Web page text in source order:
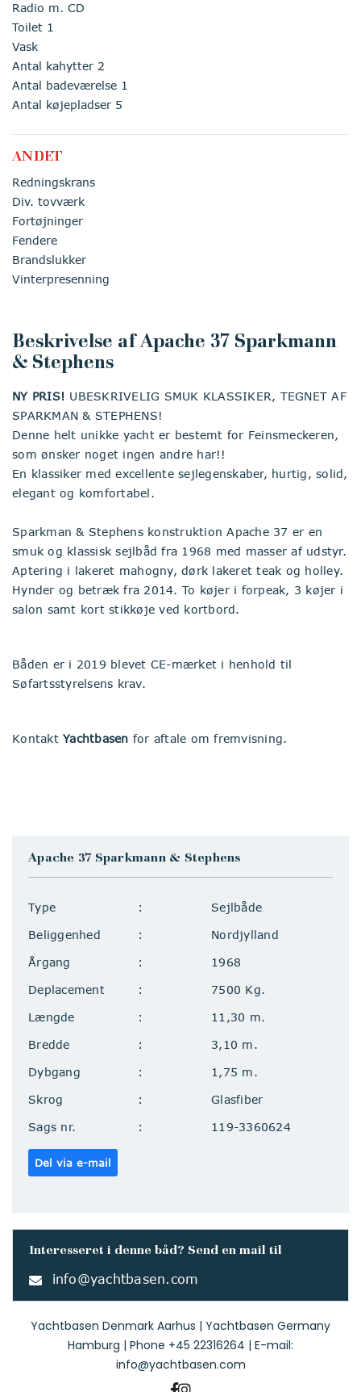
Radio m. CD
Toilet 1
Vask
Antal kahytter 2
Antal badeværelse 1
Antal køjepladser 5
ANDET
Redningskrans
Div. tovværk
Fortøjninger
Fendere
Brandslukker
Vinterpresenning
Beskrivelse af Apache 37 Sparkmann
& Stephens
NY PRIS! UBESKRIVELIG SMUK KLASSIKER, TEGNET AF
SPARKMAN & STEPHENS!
Denne helt unikke yacht er bestemt for Feinsmeckeren,
som ønsker noget ingen andre har!!
En klassiker med excellente sejlegenskaber, hurtig, solid,
elegant og komfortabel.
Sparkman & Stephens konstruktion Apache 37 er en
smuk og klassisk sejlbåd fra 1968 med masser af udstyr.
Aptering i lakeret mahogny, dørk lakeret teak og holley.
Hynder og betræk fra 2014. To køjer i forpeak, 3 køjer i
salon samt kort stikkøje ved kortbord.
Båden er i 2019 blevet CE-mærket i henhold til
Søfartsstyrelsens krav.
Kontakt Yachtbasen for aftale om fremvisning.
Apache 37 Sparkmann & Stephens
Type
Sejlbåde
Beliggenhed
Nordjylland
Årgang
1968
Deplacement
7500 Kg.
Længde
11,30 m.
Bredde
3,10 m.
Dybgang
1,75 m.
Skrog
Glasfiber
Sags nr.
119-3360624
Del via e-mail
Interesseret i denne båd? Send en mail til
info@yachtbasen.com
Yachtbasen Denmark Aarhus | Yachtbasen Germany
Hamburg | Phone +45 22316264 | E-mail:
info@yachtbasen.com